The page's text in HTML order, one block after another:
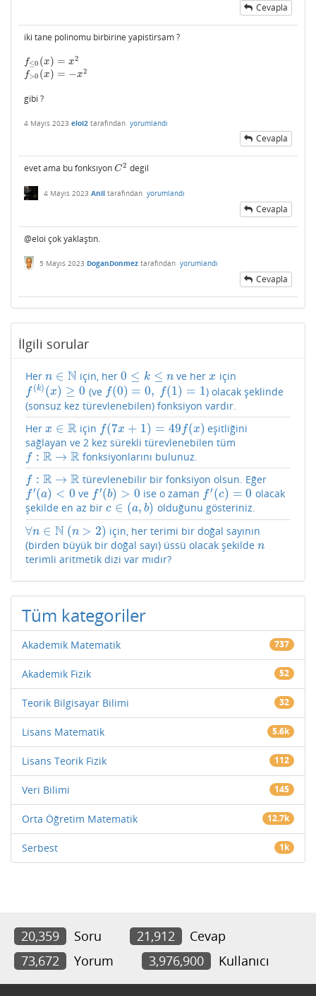
Cevapla
iki tane polinomu birbirine yapistirsam ?
f≤0 (x) = x2
f≤0(x)=x 2
f>0 (x) = −x2
f>0(x)=− x2
gibi ?
4 Mayıs 2023 eloi2 tarafından yorumlandı
Cevapla
evet ama bu fonksıyon C2
C2 degil
4 Mayıs 2023 Anil tarafından yorumlandı
Cevapla
@eloi çok yaklaştın.
5 Mayıs 2023 DoganDonmez tarafından yorumlandı
Cevapla
İlgili sorular
Her n ∈ N
n∈N için, her0 ≤ k ≤ n
0 ≤k≤ n ve herx
x için
f (k) (x) ≥ 0
f(k)(x)≥0 (ve f(0) = 0, f(1) = 1
f(0)=0 , f( 1)= 1
) olacak şeklinde
(sonsuz kez türevlenebilen) fonksiyon vardır.
Her x ∈ R
x∈R için f(7x + 1) = 49 f(x)
f(7x+1 )=49f x)
eşitliğini
sağlayan ve 2 kez sürekli türevlenebilen tüm
f : R → R
f:R→R fonksiyonlarını bulunuz.
f : R → R
f:R→R türevlenebilir bir fonksiyon olsun. Eğer
f′(a) < 0
f′(a)<0 ve f′(b) > 0
f′(b)>0 ise o zaman f′ (c) = 0
f′(c)=0
olacak
şekilde en az bir c ∈ (a, b)
c∈( ,b) olduğunu gösteriniz.
∀n ∈ N (n > 2)
∀n∈N (n >2)
için, her terimi bir doğal sayının
(birden büyük bir doğal sayı) üssü olacak şekilde n
n
terimli aritmetik dizi var mıdır?
Tüm kategoriler
Akademik Matematik 737
Akademik Fizik 52
Teorik Bilgisayar Bilimi 32
Lisans Matematik 5.6k
Lisans Teorik Fizik 112
Veri Bilimi 145
Orta Öğretim Matematik 12.7k
Serbest 1k
20,359 Soru 21,912
Cevap
73,672
Yorum 3,976,900 Kullanıcı